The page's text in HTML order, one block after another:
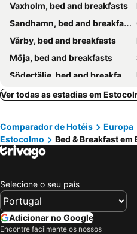
Vaxholm, bed and breakfasts
Sandhamn, bed and breakfasts
Vårby, bed and breakfasts
Möja, bed and breakfasts
Södertälje, bed and breakfasts
Enhörna, bed and breakfasts
Hägersten, bed and breakfasts
Vällingby, bed and breakfasts
Grödinge, bed and breakfasts
Huddinge, bed and breakfasts
Bromma, bed and breakfasts
Nacka, bed and breakfasts
Ver todas as estadias em
Comparador de Hotéis Europa
Estocolmo
Bed & Breakfast em
Selecione o seu país
Adicionar no Google
Encontre facilmente os nossos